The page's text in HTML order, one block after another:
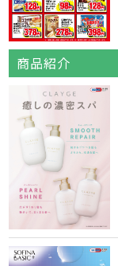
商品紹介